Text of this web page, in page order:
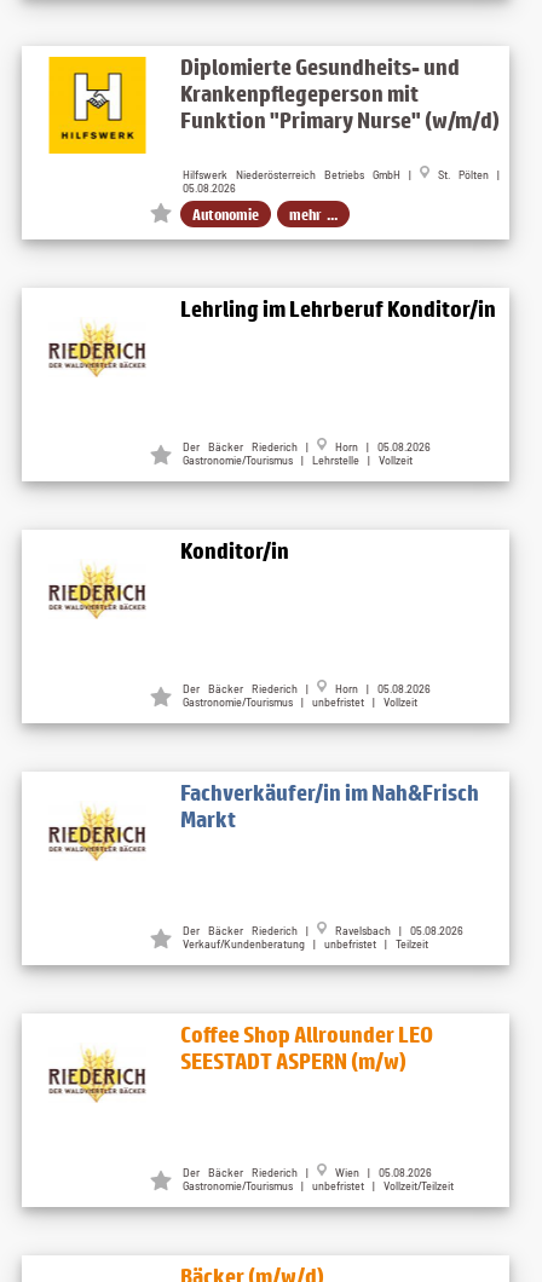
Diplomierte Gesundheits- und
Krankenpflegeperson mit
Funktion "Primary Nurse" (w/m/d)
Hilfswerk Niederösterreich Betriebs GmbH |
St. Pölten |
05.08.2026
Autonomie mehr ...
Lehrling im Lehrberuf Konditor/in
Der Bäcker Riederich |
Horn | 05.08.2026
Gastronomie/Tourismus | Lehrstelle | Vollzeit
Konditor/in
Der Bäcker Riederich |
Horn | 05.08.2026
Gastronomie/Tourismus | unbefristet | Vollzeit
Fachverkäufer/in im Nah&Frisch
Markt
Der Bäcker Riederich |
Ravelsbach | 05.08.2026
Verkauf/Kundenberatung | unbefristet | Teilzeit
Coffee Shop Allrounder LEO
SEESTADT ASPERN (m/w)
Der Bäcker Riederich |
Wien | 05.08.2026
Gastronomie/Tourismus | unbefristet | Vollzeit/Teilzeit
Bäcker (m/w/d)